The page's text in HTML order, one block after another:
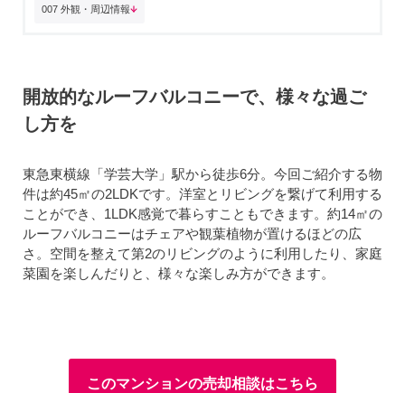
007 外観・周辺情報
開放的なルーフバルコニーで、様々な過ご
し方を
東急東横線「学芸大学」駅から徒歩6分。今回ご紹介する物
件は約45㎡の2LDKです。洋室とリビングを繋げて利用する
ことができ、1LDK感覚で暮らすこともできます。約14㎡の
ルーフバルコニーはチェアや観葉植物が置けるほどの広
さ。空間を整えて第2のリビングのように利用したり、家庭
菜園を楽しんだりと、様々な楽しみ方ができます。
このマンションの売却相談はこちら